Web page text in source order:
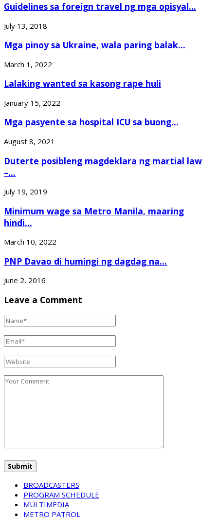
Guidelines sa foreign travel ng mga opisyal...
July 13, 2018
Mga pinoy sa Ukraine, wala paring balak...
March 1, 2022
Lalaking wanted sa kasong rape huli
January 15, 2022
Mga pasyente sa hospital ICU sa buong...
August 8, 2021
Duterte posibleng magdeklara ng martial law
–...
July 19, 2019
Minimum wage sa Metro Manila, maaring
hindi...
March 10, 2022
PNP Davao di humingi ng dagdag na...
June 2, 2016
Leave a Comment
BROADCASTERS
PROGRAM SCHEDULE
MULTIMEDIA
METRO PATROL